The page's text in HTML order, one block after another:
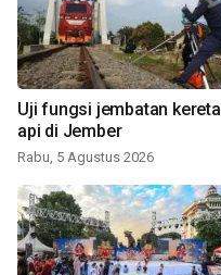
Uji fungsi jembatan kereta
api di Jember
Rabu, 5 Agustus 2026